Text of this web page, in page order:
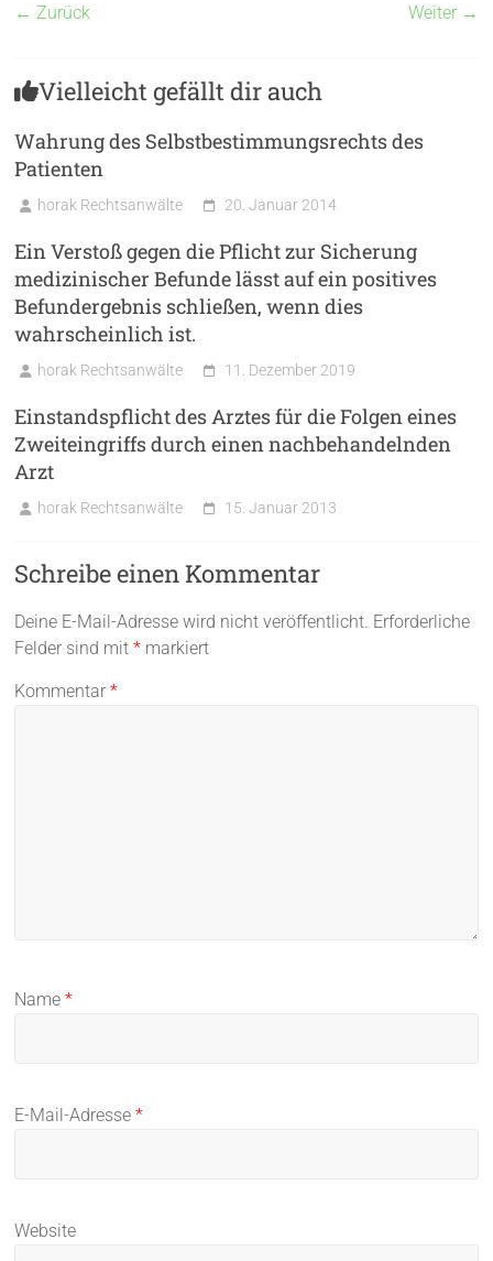
← Zurück Weiter →
Vielleicht gefällt dir auch
Wahrung des Selbstbestimmungsrechts des
Patienten
horak Rechtsanwälte 20. Januar 2014
Ein Verstoß gegen die Pflicht zur Sicherung
medizinischer Befunde lässt auf ein positives
Befundergebnis schließen, wenn dies
wahrscheinlich ist.
horak Rechtsanwälte 11. Dezember 2019
Einstandspflicht des Arztes für die Folgen eines
Zweiteingriffs durch einen nachbehandelnden
Arzt
horak Rechtsanwälte 15. Januar 2013
Schreibe einen Kommentar
Deine E-Mail-Adresse wird nicht veröffentlicht. Erforderliche
Felder sind mit* markiert
Kommentar*
Name*
E-Mail-Adresse*
Website